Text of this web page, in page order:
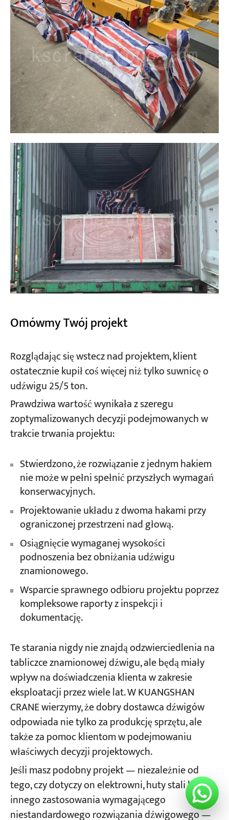
Omówmy Twój projekt
Rozglądając się wstecz nad projektem, klient
ostatecznie kupił coś więcej niż tylko suwnicę o
udźwigu 25/5 ton.
Prawdziwa wartość wynikała z szeregu
zoptymalizowanych decyzji podejmowanych w
trakcie trwania projektu:
Stwierdzono, że rozwiązanie z jednym hakiem
nie może w pełni spełnić przyszłych wymagań
konserwacyjnych.
Projektowanie układu z dwoma hakami przy
ograniczonej przestrzeni nad głową.
Osiągnięcie wymaganej wysokości
podnoszenia bez obniżania udźwigu
znamionowego.
Wsparcie sprawnego odbioru projektu poprzez
kompleksowe raporty z inspekcji i
dokumentację.
Te starania nigdy nie znajdą odzwierciedlenia na
tabliczce znamionowej dźwigu, ale będą miały
wpływ na doświadczenia klienta w zakresie
eksploatacji przez wiele lat. W KUANGSHAN
CRANE wierzymy, że dobry dostawca dźwigów
odpowiada nie tylko za produkcję sprzętu, ale
także za pomoc klientom w podejmowaniu
właściwych decyzji projektowych.
Jeśli masz podobny projekt — niezależnie od
tego, czy dotyczy on elektrowni, huty stali lub
innego zastosowania wymagającego
niestandardowego rozwiązania dźwigowego —